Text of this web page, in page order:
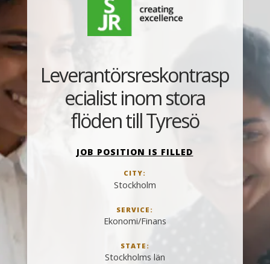
JOB POSITION IS FILLED
CITY:
Stockholm
SERVICE:
Ekonomi/Finans
STATE:
Stockholms län
Leverantörsreskontrasp
ecialist inom stora
flöden till Tyresö